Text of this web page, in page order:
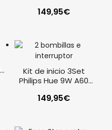
intensidad
149,95€
Kit de inicio 3Set
Philips Hue 9W A60
149,95€